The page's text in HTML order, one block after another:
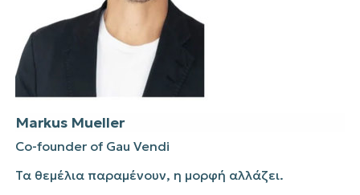
Markus Mueller
Co-founder of Gau Vendi
Τα θεμέλια παραμένουν, η μορφή αλλάζει.